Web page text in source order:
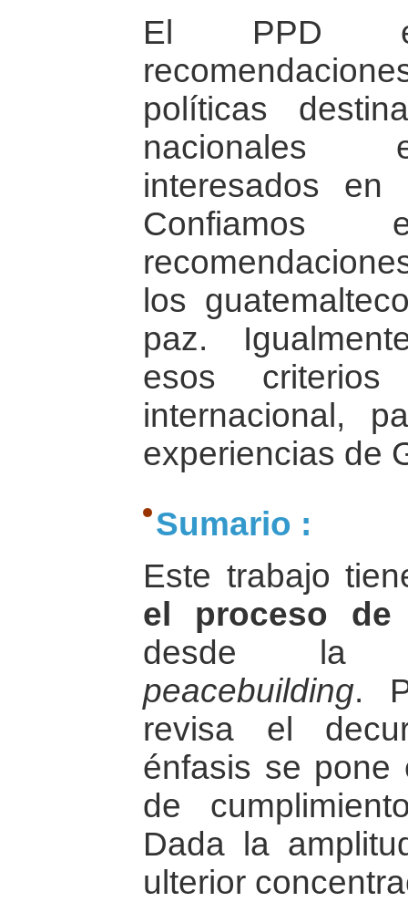
El PPD
políticas
nacionales
interesados
los
paz.
esos
internacional,
experiencias de
Sumario :
Este trabajo
el proceso de
desde la
peacebuilding.
revisa el
énfasis se pone
de
Dada la
ulterior